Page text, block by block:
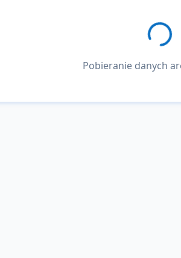
Pobieranie danych